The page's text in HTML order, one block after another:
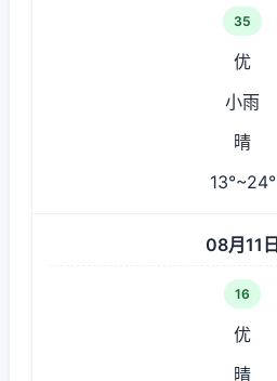
35
优
小雨
晴
13°~24°
08月11日
16
优
晴